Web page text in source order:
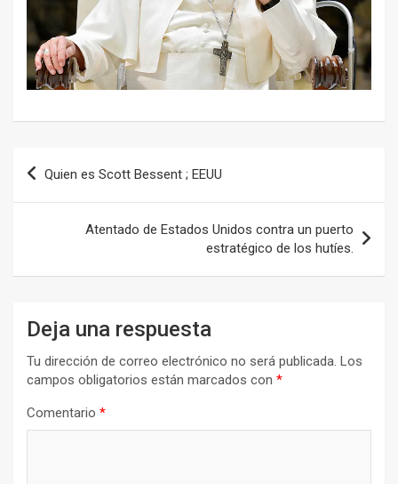
Navegación
de
Quien es Scott Bessent ; EEUU
Atentado de Estados Unidos contra un puerto
estratégico de los hutíes.
Deja una respuesta
Tu dirección de correo electrónico no será publicada. Los
campos obligatorios están marcados con *
Comentario *